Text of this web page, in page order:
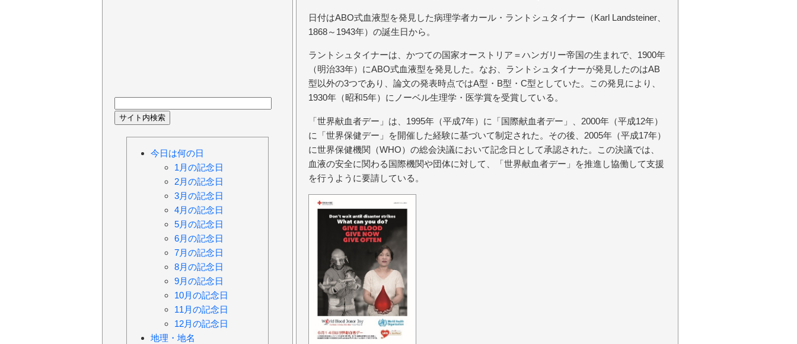
日付はABO式血液型を発見した病理学者カール・ラントシュタイナー（Karl Landsteiner、
1868～1943年）の誕生日から。
ラントシュタイナーは、かつての国家オーストリア＝ハンガリー帝国の生まれで、1900年
（明治33年）にABO式血液型を発見した。なお、ラントシュタイナーが発見したのはAB
型以外の3つであり、論文の発表時点ではA型・B型・C型としていた。この発見により、
1930年（昭和5年）にノーベル生理学・医学賞を受賞している。
「世界献血者デー」は、1995年（平成7年）に「国際献血者デー」、2000年（平成12年）
に「世界保健デー」を開催した経験に基づいて制定された。その後、2005年（平成17年）
に世界保健機関（WHO）の総会決議において記念日として承認された。この決議では、
血液の安全に関わる国際機関や団体に対して、「世界献血者デー」を推進し協働して支援
を行うように要請している。
今日は何の日
1月の記念日
2月の記念日
3月の記念日
4月の記念日
5月の記念日
6月の記念日
7月の記念日
8月の記念日
9月の記念日
10月の記念日
11月の記念日
12月の記念日
地理・地名